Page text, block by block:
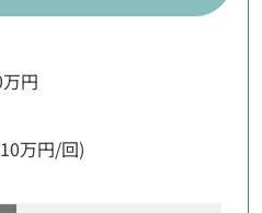
円
万円/回)